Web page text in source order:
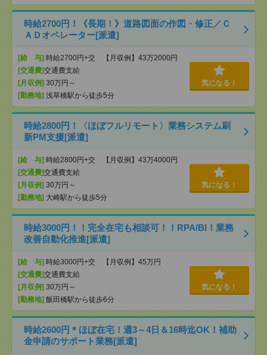
時給2700円！《長期！》道路図面の作図・修正／Ｃ
ＡＤオペレーター[派遣]
[給 与] 時給2700円+交 【月収例】43万2000円
[交通費]交通費支給
[月収例] 30万円～
[勤務地] 浅草橋駅から徒歩5分
気になる！
時給2800円！〈ほぼフルリモート〉業務システム刷
新PM支援[派遣]
[給 与] 時給2800円+交 【月収例】43万4000円
[交通費]交通費支給
[月収例] 30万円～
[勤務地] 大崎駅から徒歩5分
気になる！
時給3000円！！完全在宅も相談可！！RPA/BI！業務
改善自動化推進[派遣]
[給 与] 時給3000円+交 【月収例】45万円
[交通費]交通費支給
[月収例] 30万円～
[勤務地] 飯田橋駅から徒歩6分
気になる！
時給2600円＊ほぼ在宅！週3～4日＆16時迄OK！補助
金申請のサポート業務[派遣]